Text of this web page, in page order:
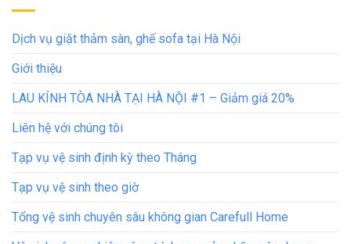
Dịch vụ giặt thảm sàn, ghế sofa tại Hà Nội
Giới thiệu
LAU KÍNH TÒA NHÀ TẠI HÀ NỘI #1 – Giảm giá 20%
Liên hệ với chúng tôi
Tạp vụ vệ sinh định kỳ theo Tháng
Tạp vụ vệ sinh theo giờ
Tổng vệ sinh chuyên sâu không gian Carefull Home